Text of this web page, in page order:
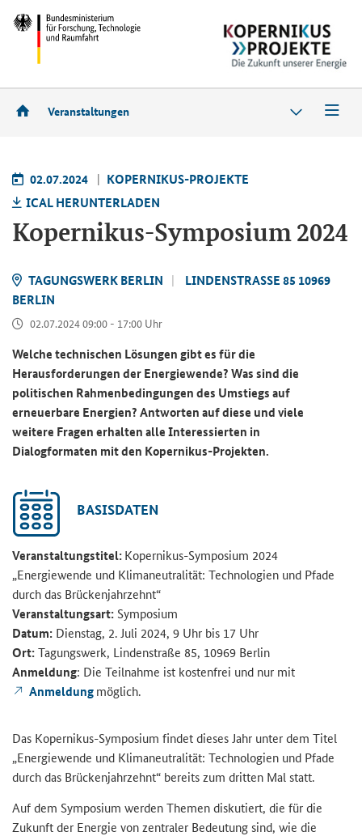
Veranstaltungen
02.07.2024
KOPERNIKUS-PROJEKTE
ICAL HERUNTERLADEN
Kopernikus-Symposium 2024
TAGUNGSWERK BERLIN
LINDENSTRASSE 85 10969
BERLIN
02.07.2024 09:00 - 17:00 Uhr
Welche technischen Lösungen gibt es für die
Herausforderungen der Energiewende? Was sind die
politischen Rahmenbedingungen des Umstiegs auf
erneuerbare Energien? Antworten auf diese und viele
weitere Fragen erhalten alle Interessierten in
Dialogformaten mit den Kopernikus-Projekten.
BASISDATEN
Veranstaltungstitel:Kopernikus-Symposium 2024
„Energiewende und Klimaneutralität: Technologien und Pfade
durch das Brückenjahrzehnt“
Veranstaltungsart: Symposium
Datum: Dienstag, 2. Juli 2024, 9 Uhr bis 17 Uhr
Ort:Tagungswerk, Lindenstraße 85, 10969 Berlin
Anmeldung: Die Teilnahme ist kostenfrei und nur mit
Anmeldungmöglich.
Das Kopernikus-Symposium findetdieses Jahr unter dem Titel
„Energiewende und Klimaneutralität: Technologien und Pfade
durch das Brückenjahrzehnt“ bereits zum dritten Mal statt.
Auf dem Symposium werden Themen diskutiert, die für die
Zukunft der Energie von zentraler Bedeutung sind, wie die